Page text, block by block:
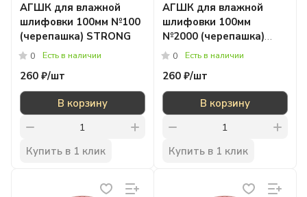
АГШК для влажной
шлифовки 100мм №100
(черепашка) STRONG
0 Есть в наличии
260 ₽/шт
В корзину
Купить в 1 клик
АГШК для влажной
шлифовки 100мм
№2000 (черепашка)
STRONG
0 Есть в наличии
260 ₽/шт
В корзину
Купить в 1 клик